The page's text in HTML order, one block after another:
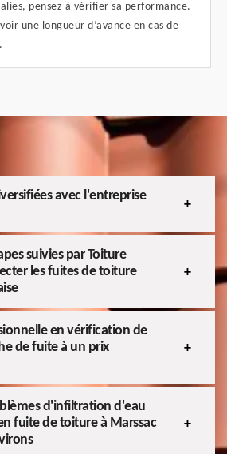
pensez à vérifier sa performance.
une longueur d’avance en cas de
avec l'entreprise
suivies par Toiture
les fuites de toiture
en vérification de
de fuite à un prix
d'infiltration d'eau
fuite de toiture à Marssac